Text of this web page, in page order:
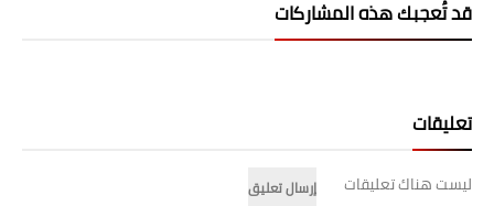
قد تُعجبك هذه المشاركات
تعليقات
ليست هناك تعليقات
إرسال تعليق